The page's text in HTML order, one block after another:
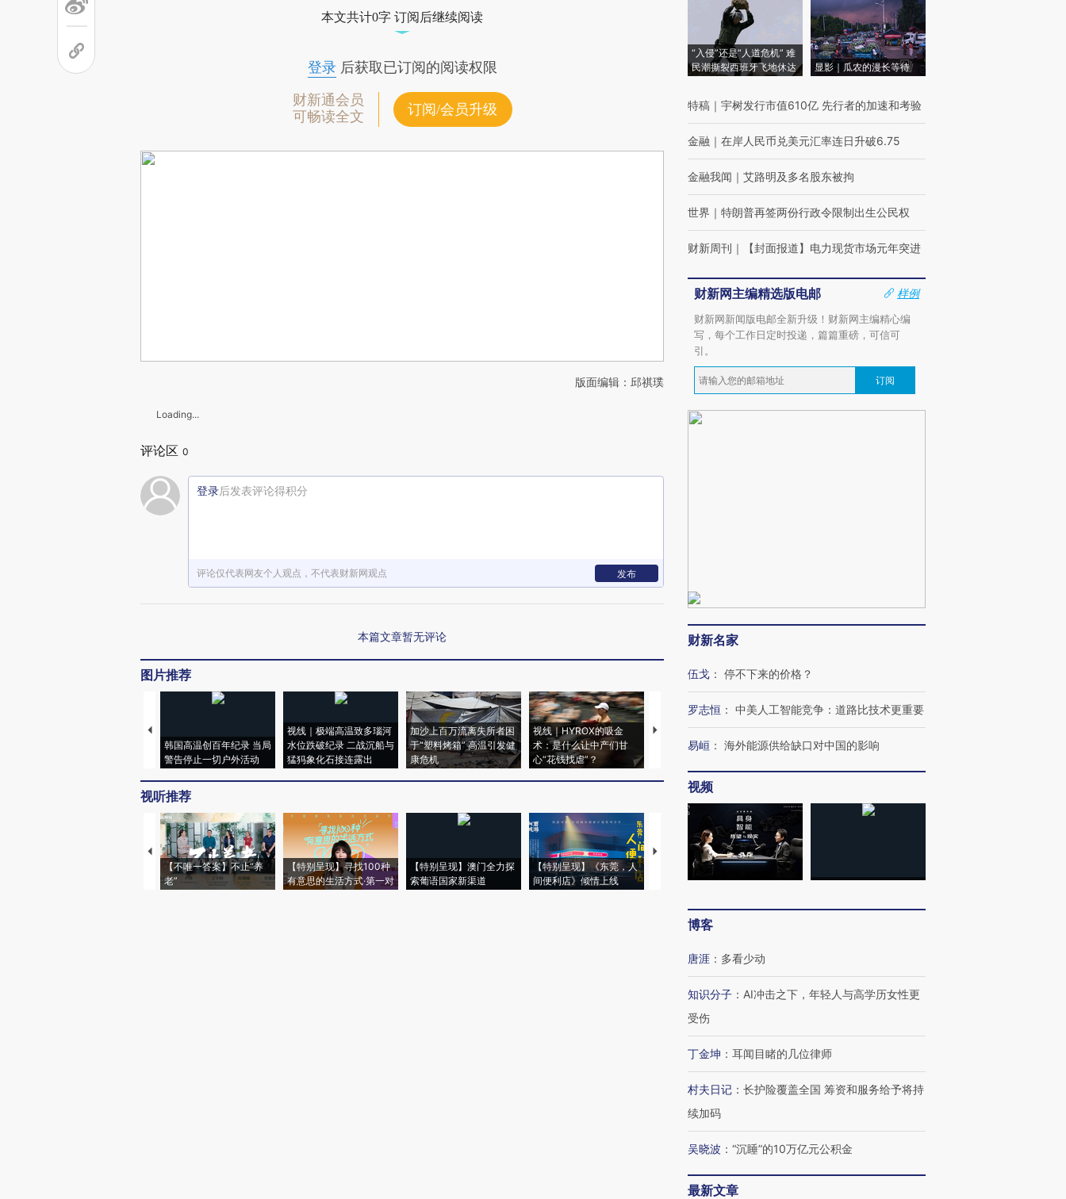
本文共计0字 订阅后继续阅读
登录后获取已订阅的阅读权限
财新通会员
可畅读全文
订阅/会员升级
版面编辑：邱祺璞
Loading...
评论区 0
登录后发表评论得积分
评论仅代表网友个人观点，不代表财新网观点 发布
本篇文章暂无评论
图片推荐
韩国高温创百年纪录 当局
警告停止一切户外活动
视线｜极端高温致多瑙河
水位跌破纪录 二战沉船与
猛犸象化石接连露出
加沙上百万流离失所者困
于“塑料烤箱” 高温引发健
康危机
视线｜HYROX的吸金
术：是什么让中产们甘
心“花钱找虐”？
马航飞行员跨国走私7万
粒摇头丸 尿检体内含3种
视线｜被称为“蟑螂”的印
度Z世代 用街头抗争将教
视线｜“入侵”还是“人道危
视听推荐
【不唯一答案】不止“养
老”
【特别呈现】寻找100种
有意思的生活方式·第一对
【特别呈现】澳门全力探
索葡语国家新渠道
【特别呈现】《东莞，人
间便利店》倾情上线
【推广】走进第四届链博
会，让数智科技“链”接产
【特别呈现】寻找100种
有意思的生活方式·第三对
住三大增长引擎是什么？
“入侵”还是“人道危机” 难
民潮撕裂西班牙飞地休达
显影｜瓜农的漫长等待
特稿 ｜ 宇树发行市值610亿 先行者的加速和考验
金融 ｜ 在岸人民币兑美元汇率连日升破6.75
金融我闻 ｜ 艾路明及多名股东被拘
世界 ｜ 特朗普再签两份行政令限制出生公民权
财新周刊 ｜ 【封面报道】电力现货市场元年突进
财新网主编精选版电邮
样例
财新网新闻版电邮全新升级！财新网主编精心编
写，每个工作日定时投递，篇篇重磅，可信可
引。
订阅
财新名家
伍戈 ： 停不下来的价格？
罗志恒 ： 中美人工智能竞争：道路比技术更重要
易峘 ： 海外能源供给缺口对中国的影响
视频
博客
唐涯 ： 多看少动
知识分子 ： AI冲击之下，年轻人与高学历女性更
受伤
丁金坤 ： 耳闻目睹的几位律师
村夫日记 ： 长护险覆盖全国 筹资和服务给予将持
续加码
吴晓波 ： “沉睡”的10万亿元公积金
最新文章